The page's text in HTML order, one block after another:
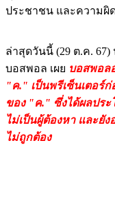
ประชาชน และความผิ
ล่าสุดวันนี้ (29 ต.ค.
บอสพอล เผย บอสพอล
"ค." เป็นพรีเซ็นเตอร์
ของ "ค." ซึ่งได้ผลปร
ไม่เป็นผู้ต้องหา และยั
ไม่ถูกต้อง